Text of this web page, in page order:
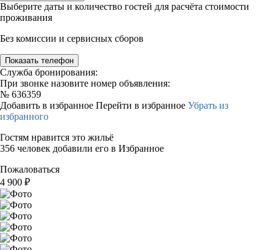
Выберите даты и количество гостей для расчёта стоимости
проживания
Без комиссии и сервисных сборов
Показать телефон
Служба бронирования:
При звонке назовите номер объявления:
№ 636359
Добавить в избранное Перейти в избранное Убрать из
избранного
Гостям нравится это жильё
356 человек добавили его в Избранное
Пожаловаться
4 900 ₽